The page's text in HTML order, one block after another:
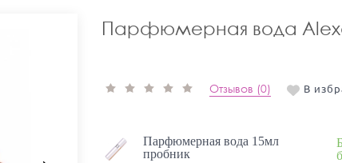
Парфюмерная вода
Отзывов (0) В
Парфюмерная вода 15мл
пробник